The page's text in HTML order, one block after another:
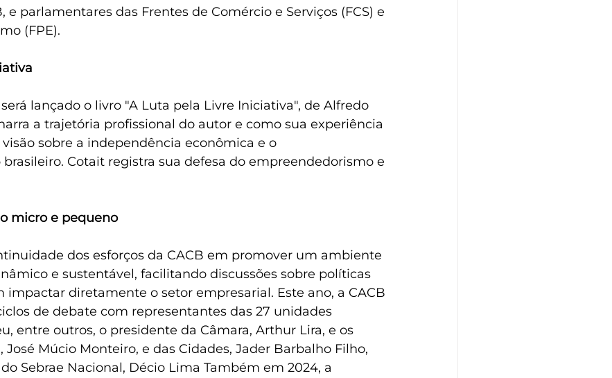
e parlamentares das Frentes de Comércio e Serviços (FCS) e
(FPE).
lançado o livro "A Luta pela Livre Iniciativa", de Alfredo
a trajetória profissional do autor e como sua experiência
sobre a independência econômica e o
Cotait registra sua defesa do empreendedorismo e
micro e pequeno
dos esforços da CACB em promover um ambiente
e sustentável, facilitando discussões sobre políticas
impactar diretamente o setor empresarial. Este ano, a CACB
de debate com representantes das 27 unidades
entre outros, o presidente da Câmara, Arthur Lira, e os
José Múcio Monteiro, e das Cidades, Jader Barbalho Filho,
Sebrae Nacional, Décio Lima Também em 2024, a